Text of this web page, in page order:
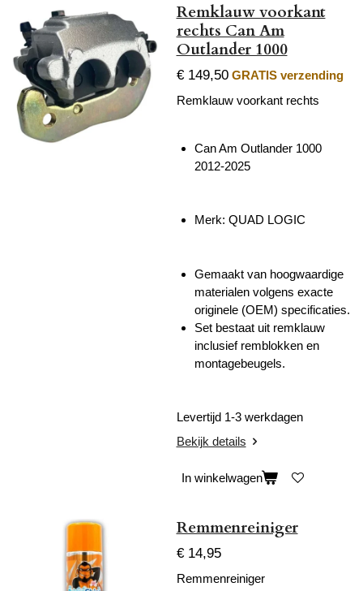
Remklauw voorkant
rechts Can Am
Outlander 1000
€ 149,50 GRATIS verzending
Remklauw voorkant rechts
Can Am Outlander 1000
2012-2025
Merk: QUAD LOGIC
Gemaakt van hoogwaardige
materialen volgens exacte
originele (OEM) specificaties.
Set bestaat uit remklauw
inclusief remblokken en
montagebeugels.
Levertijd 1-3 werkdagen
Bekijk details
In winkelwagen
Remmenreiniger
€ 14,95
Remmenreiniger